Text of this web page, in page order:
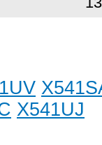
X541UJ